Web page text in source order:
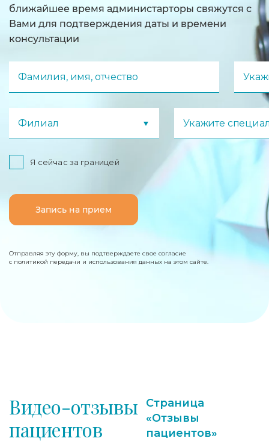
ближайшее время администарторы свяжутся с
Вами для подтверждения даты и времени
консультации
Фамилия, имя, отчество
Филиал Укажите
Я сейчас за границей
Запись на прием
Отправляя эту форму, вы подтверждаете свое согласие
с политикой передачи и использования данных на этом сайте.
Видео-отзывы
пациентов
Страница
«Отзывы
пациентов»